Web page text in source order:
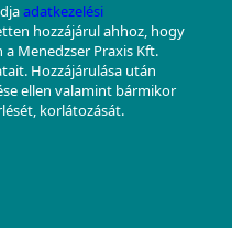
adatkezelési
hozzájárul ahhoz, hogy
Menedzser Praxis Kft.
Hozzájárulása után
ellen valamint bármikor
korlátozását.